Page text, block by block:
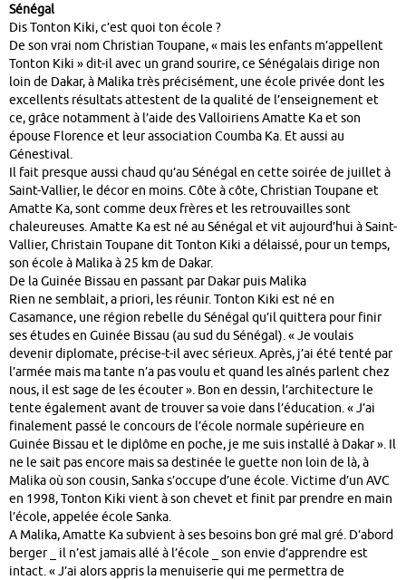
Sénégal
Dis Tonton Kiki, c’est quoi ton école ?
De son vrai nom Christian Toupane, « mais les enfants m’appellent
Tonton Kiki » dit-il avec un grand sourire, ce Sénégalais dirige non
loin de Dakar, à Malika très précisément, une école privée dont les
excellents résultats attestent de la qualité de l’enseignement et
ce, grâce notamment à l’aide des Valloiriens Amatte Ka et son
épouse Florence et leur association Coumba Ka. Et aussi au
Génestival.
Il fait presque aussi chaud qu’au Sénégal en cette soirée de juillet à
Saint-Vallier, le décor en moins. Côte à côte, Christian Toupane et
Amatte Ka, sont comme deux frères et les retrouvailles sont
chaleureuses. Amatte Ka est né au Sénégal et vit aujourd’hui à Saint-
Vallier, Christain Toupane dit Tonton Kiki a délaissé, pour un temps,
son école à Malika à 25 km de Dakar.
De la Guinée Bissau en passant par Dakar puis Malika
Rien ne semblait, a priori, les réunir. Tonton Kiki est né en
Casamance, une région rebelle du Sénégal qu’il quittera pour finir
ses études en Guinée Bissau (au sud du Sénégal). « Je voulais
devenir diplomate, précise-t-il avec sérieux. Après, j’ai été tenté par
l’armée mais ma tante n’a pas voulu et quand les aînés parlent chez
nous, il est sage de les écouter ». Bon en dessin, l’architecture le
tente également avant de trouver sa voie dans l’éducation. « J’ai
finalement passé le concours de l’école normale supérieure en
Guinée Bissau et le diplôme en poche, je me suis installé à Dakar ». Il
ne le sait pas encore mais sa destinée le guette non loin de là, à
Malika où son cousin, Sanka s’occupe d’une école. Victime d’un AVC
en 1998, Tonton Kiki vient à son chevet et finit par prendre en main
l’école, appelée école Sanka.
A Malika, Amatte Ka subvient à ses besoins bon gré mal gré. D’abord
berger _ il n’est jamais allé à l’école _ son envie d’apprendre est
intact. « J’ai alors appris la menuiserie qui me permettra de